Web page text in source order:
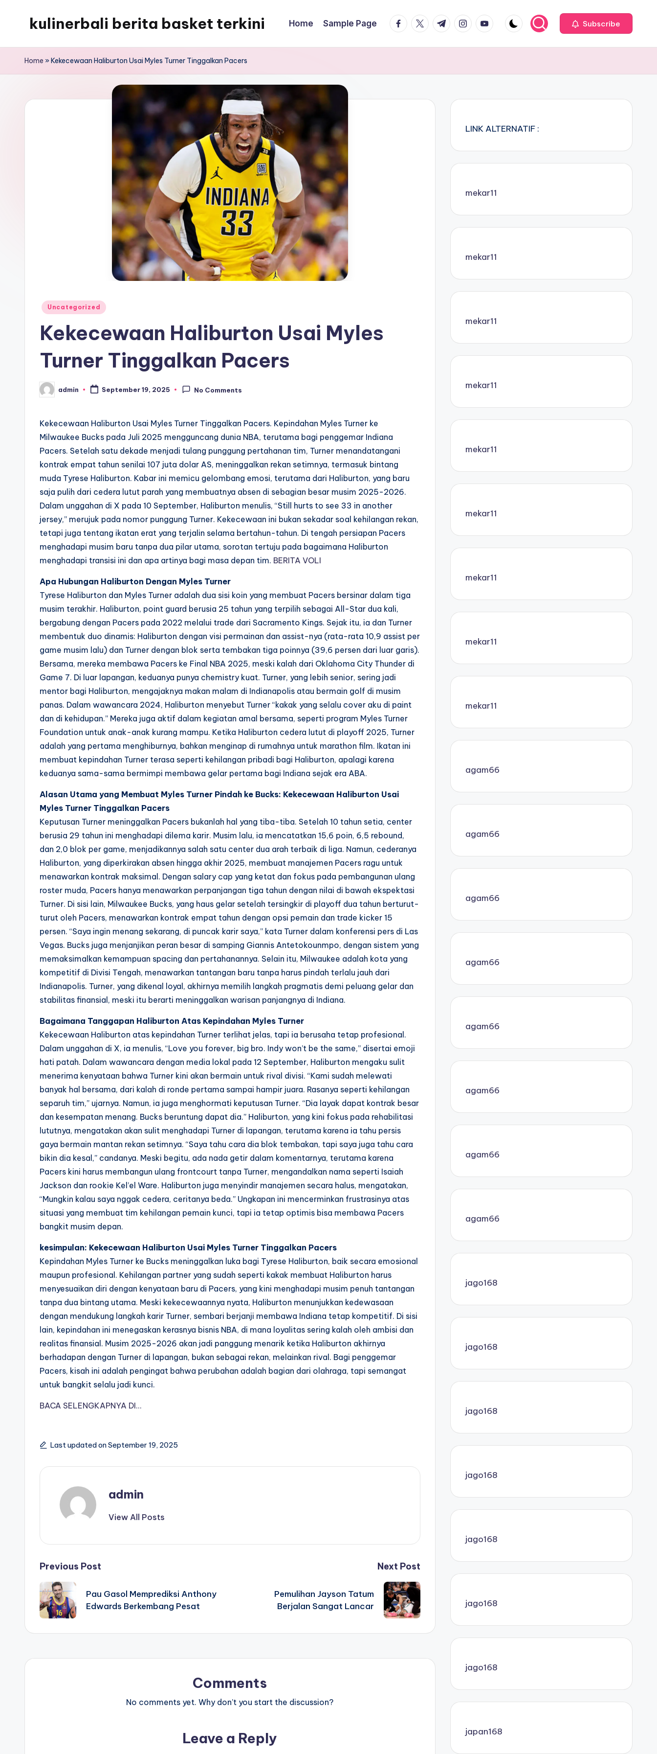
kulinerbali berita basket terkini
memberikan
bola
Home Sample Page facebook.com
twitter.com
t.me instagram.com
youtube.com Subscribe
Home »Kekecewaan Haliburton Usai Myles Turner Tinggalkan Pacers
Posted
Uncategorized
Kekecewaan Haliburton Usai Myles
Turner Tinggalkan Pacers
Posted
by
admin September 19, 2025 No Comments
Kekecewaan Haliburton Usai Myles Turner Tinggalkan Pacers. Kepindahan Myles Turner ke
Milwaukee Bucks pada Juli 2025 mengguncang dunia NBA, terutama bagi penggemar Indiana
Pacers. Setelah satu dekade menjadi tulang punggung pertahanan tim, Turner menandatangani
kontrak empat tahun senilai 107 juta dolar AS, meninggalkan rekan setimnya, termasuk bintang
muda Tyrese Haliburton. Kabar ini memicu gelombang emosi, terutama dari Haliburton, yang baru
saja pulih dari cedera lutut parah yang membuatnya absen di sebagian besar musim 2025-2026.
Dalam unggahan di X pada 10 September, Haliburton menulis, “Still hurts to see 33 in another
jersey,” merujuk pada nomor punggung Turner. Kekecewaan ini bukan sekadar soal kehilangan rekan,
tetapi juga tentang ikatan erat yang terjalin selama bertahun-tahun. Di tengah persiapan Pacers
menghadapi musim baru tanpa dua pilar utama, sorotan tertuju pada bagaimana Haliburton
menghadapi transisi ini dan apa artinya bagi masa depan tim. BERITA VOLI
Apa Hubungan Haliburton Dengan Myles Turner
Tyrese Haliburton dan Myles Turner adalah dua sisi koin yang membuat Pacers bersinar dalam tiga
musim terakhir. Haliburton, point guard berusia 25 tahun yang terpilih sebagai All-Star dua kali,
bergabung dengan Pacers pada 2022 melalui trade dari Sacramento Kings. Sejak itu, ia dan Turner
membentuk duo dinamis: Haliburton dengan visi permainan dan assist-nya (rata-rata 10,9 assist per
game musim lalu) dan Turner dengan blok serta tembakan tiga poinnya (39,6 persen dari luar garis).
Bersama, mereka membawa Pacers ke Final NBA 2025, meski kalah dari Oklahoma City Thunder di
Game 7. Di luar lapangan, keduanya punya chemistry kuat. Turner, yang lebih senior, sering jadi
mentor bagi Haliburton, mengajaknya makan malam di Indianapolis atau bermain golf di musim
panas. Dalam wawancara 2024, Haliburton menyebut Turner “kakak yang selalu cover aku di paint
dan di kehidupan.” Mereka juga aktif dalam kegiatan amal bersama, seperti program Myles Turner
Foundation untuk anak-anak kurang mampu. Ketika Haliburton cedera lutut di playoff 2025, Turner
adalah yang pertama menghiburnya, bahkan menginap di rumahnya untuk marathon film. Ikatan ini
membuat kepindahan Turner terasa seperti kehilangan pribadi bagi Haliburton, apalagi karena
keduanya sama-sama bermimpi membawa gelar pertama bagi Indiana sejak era ABA.
Alasan Utama yang Membuat Myles Turner Pindah ke Bucks: Kekecewaan Haliburton Usai
Myles Turner Tinggalkan Pacers
Keputusan Turner meninggalkan Pacers bukanlah hal yang tiba-tiba. Setelah 10 tahun setia, center
berusia 29 tahun ini menghadapi dilema karir. Musim lalu, ia mencatatkan 15,6 poin, 6,5 rebound,
dan 2,0 blok per game, menjadikannya salah satu center dua arah terbaik di liga. Namun, cederanya
Haliburton, yang diperkirakan absen hingga akhir 2025, membuat manajemen Pacers ragu untuk
menawarkan kontrak maksimal. Dengan salary cap yang ketat dan fokus pada pembangunan ulang
roster muda, Pacers hanya menawarkan perpanjangan tiga tahun dengan nilai di bawah ekspektasi
Turner. Di sisi lain, Milwaukee Bucks, yang haus gelar setelah tersingkir di playoff dua tahun berturut-
turut oleh Pacers, menawarkan kontrak empat tahun dengan opsi pemain dan trade kicker 15
persen. “Saya ingin menang sekarang, di puncak karir saya,” kata Turner dalam konferensi pers di Las
Vegas. Bucks juga menjanjikan peran besar di samping Giannis Antetokounmpo, dengan sistem yang
memaksimalkan kemampuan spacing dan pertahanannya. Selain itu, Milwaukee adalah kota yang
kompetitif di Divisi Tengah, menawarkan tantangan baru tanpa harus pindah terlalu jauh dari
Indianapolis. Turner, yang dikenal loyal, akhirnya memilih langkah pragmatis demi peluang gelar dan
stabilitas finansial, meski itu berarti meninggalkan warisan panjangnya di Indiana.
Bagaimana Tanggapan Haliburton Atas Kepindahan Myles Turner
Kekecewaan Haliburton atas kepindahan Turner terlihat jelas, tapi ia berusaha tetap profesional.
Dalam unggahan di X, ia menulis, “Love you forever, big bro. Indy won’t be the same,” disertai emoji
hati patah. Dalam wawancara dengan media lokal pada 12 September, Haliburton mengaku sulit
menerima kenyataan bahwa Turner kini akan bermain untuk rival divisi. “Kami sudah melewati
banyak hal bersama, dari kalah di ronde pertama sampai hampir juara. Rasanya seperti kehilangan
separuh tim,” ujarnya. Namun, ia juga menghormati keputusan Turner. “Dia layak dapat kontrak besar
dan kesempatan menang. Bucks beruntung dapat dia.” Haliburton, yang kini fokus pada rehabilitasi
lututnya, mengatakan akan sulit menghadapi Turner di lapangan, terutama karena ia tahu persis
gaya bermain mantan rekan setimnya. “Saya tahu cara dia blok tembakan, tapi saya juga tahu cara
bikin dia kesal,” candanya. Meski begitu, ada nada getir dalam komentarnya, terutama karena
Pacers kini harus membangun ulang frontcourt tanpa Turner, mengandalkan nama seperti Isaiah
Jackson dan rookie Kel’el Ware. Haliburton juga menyindir manajemen secara halus, mengatakan,
“Mungkin kalau saya nggak cedera, ceritanya beda.” Ungkapan ini mencerminkan frustrasinya atas
situasi yang membuat tim kehilangan pemain kunci, tapi ia tetap optimis bisa membawa Pacers
bangkit musim depan.
kesimpulan: Kekecewaan Haliburton Usai Myles Turner Tinggalkan Pacers
Kepindahan Myles Turner ke Bucks meninggalkan luka bagi Tyrese Haliburton, baik secara emosional
maupun profesional. Kehilangan partner yang sudah seperti kakak membuat Haliburton harus
menyesuaikan diri dengan kenyataan baru di Pacers, yang kini menghadapi musim penuh tantangan
tanpa dua bintang utama. Meski kekecewaannya nyata, Haliburton menunjukkan kedewasaan
dengan mendukung langkah karir Turner, sembari berjanji membawa Indiana tetap kompetitif. Di sisi
lain, kepindahan ini menegaskan kerasnya bisnis NBA, di mana loyalitas sering kalah oleh ambisi dan
realitas finansial. Musim 2025-2026 akan jadi panggung menarik ketika Haliburton akhirnya
berhadapan dengan Turner di lapangan, bukan sebagai rekan, melainkan rival. Bagi penggemar
Pacers, kisah ini adalah pengingat bahwa perubahan adalah bagian dari olahraga, tapi semangat
untuk bangkit selalu jadi kunci.
BACA SELENGKAPNYA DI…
Last updated on September 19, 2025
admin
View All Posts
Post
navigation
Previous Post
Pau Gasol Memprediksi Anthony
Edwards Berkembang Pesat
Next Post
Pemulihan Jayson Tatum
Berjalan Sangat Lancar
Comments
No comments yet. Why don’t you start the discussion?
Leave a Reply
LINK ALTERNATIF :
mekar11
mekar11
mekar11
mekar11
mekar11
mekar11
mekar11
mekar11
mekar11
agam66
agam66
agam66
agam66
agam66
agam66
agam66
agam66
jago168
jago168
jago168
jago168
jago168
jago168
jago168
japan168